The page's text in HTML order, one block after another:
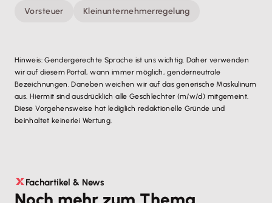
Vorsteuer Kleinunternehmerregelung
Hinweis: Gendergerechte Sprache ist uns wichtig. Daher verwenden
wir auf diesem Portal, wann immer möglich, genderneutrale
Bezeichnungen. Daneben weichen wir auf das generische Maskulinum
aus. Hiermit sind ausdrücklich alle Geschlechter (m/w/d) mitgemeint.
Diese Vorgehensweise hat lediglich redaktionelle Gründe und
beinhaltet keinerlei Wertung.
Fachartikel & News